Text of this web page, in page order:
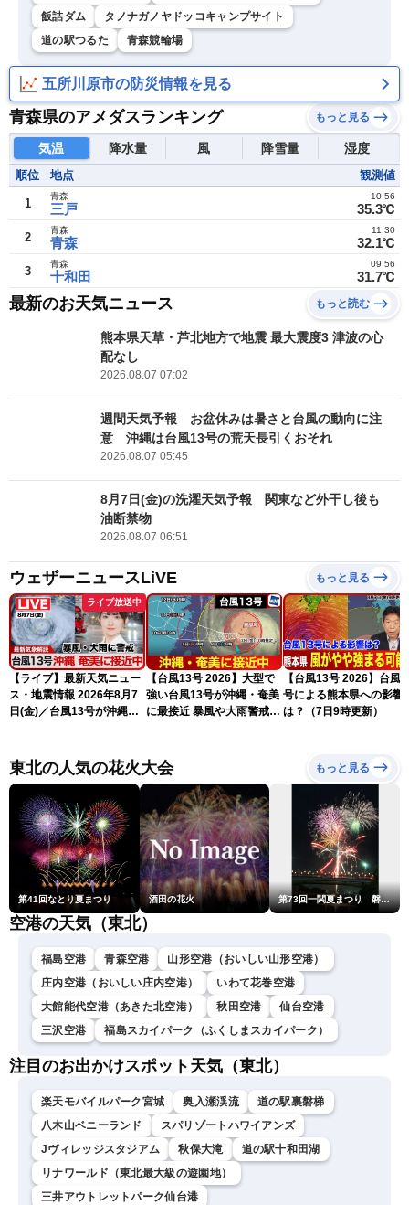
飯詰ダム
タノナガノヤドッコキャンプサイト
道の駅つるた
青森競輪場
五所川原市の防災情報を見る
青森県のアメダスランキング もっと見る
気温 降水量 風 降雪量 湿度
順位 地点 観測値
1 三戸
青森
35.3℃
10:56
2 青森
青森
32.1℃
11:30
3 十和田
青森
31.7℃
09:56
最新のお天気ニュース もっと読む
熊本県天草・芦北地方で地震 最大震度3 津波の心
配なし
2026.08.07 07:02
週間天気予報 お盆休みは暑さと台風の動向に注
意 沖縄は台風13号の荒天長引くおそれ
2026.08.07 05:45
8月7日(金)の洗濯天気予報 関東など外干し後も
油断禁物
2026.08.07 06:51
ウェザーニュースLiVE もっと見る
ライブ放送中
【ライブ】最新天気ニュー
ス・地震情報 2026年8月7
日(金)／台風13号が沖縄・
ュースLiVEコーヒータイ
ム・江川清音／有賀哲夫〉
【台風13号 2026】大型で
強い台風13号が沖縄・奄美
に最接近 暴風や大雨警戒
【台風13号 2026】台風
号による熊本県への影響
は？（7日9時更新）
東北の人気の花火大会 もっと見る
第41回なとり夏まつり 酒田の花火 第73回一関夏まつり 磐井川川開き花火大会
空港の天気（東北）
福島空港 青森空港
山形空港（おいしい山形空港）
庄内空港（おいしい庄内空港）
いわて花巻空港
大館能代空港（あきた北空港）
秋田空港
仙台空港
三沢空港
福島スカイパーク（ふくしまスカイパーク）
注目のお出かけスポット天気（東北）
楽天モバイルパーク宮城 奥入瀬渓流
道の駅裏磐梯
八木山ベニーランド
スパリゾートハワイアンズ
Jヴィレッジスタジアム
秋保大滝
道の駅十和田湖
リナワールド（東北最大級の遊園地）
三井アウトレットパーク仙台港